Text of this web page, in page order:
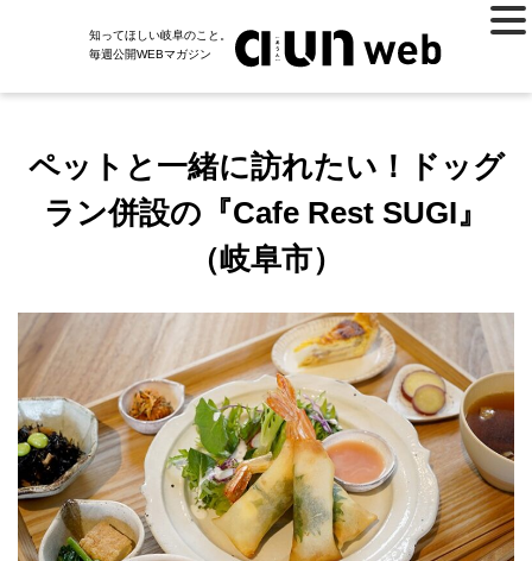
知ってほしい岐阜のこと。
毎週公開WEBマガジン
ペットと一緒に訪れたい！ドッグ
ラン併設の『Cafe Rest SUGI』
（岐阜市）